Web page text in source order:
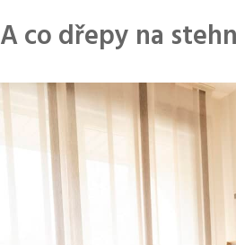
A co dřepy na